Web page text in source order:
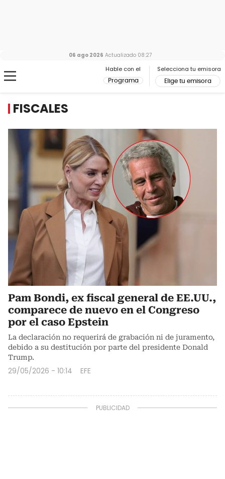
Hable con el
Programa
Selecciona tu emisora
Elige tu emisora
06 ago 2026 Actualizado 08:27
FISCALES
Pam Bondi, ex fiscal general de EE.UU.,
comparece de nuevo en el Congreso
por el caso Epstein
La declaración no requerirá de grabación ni de juramento,
debido a su destitución por parte del presidente Donald
Trump.
29/05/2026 - 10:14 EFE